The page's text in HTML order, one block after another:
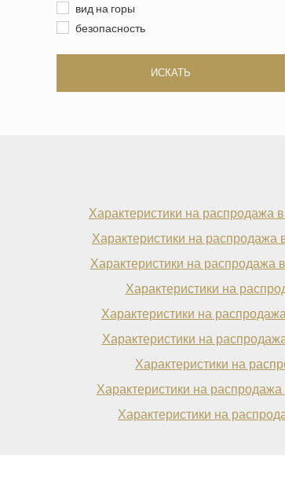
вид на горы
безопасность
ИСКАТЬ
Характеристики на распродажа
Характеристики на распродажа
Характеристики на распродажа
Характеристики на
Характеристики на
Характеристики на
Характеристики на
Характеристики на
Характеристики на